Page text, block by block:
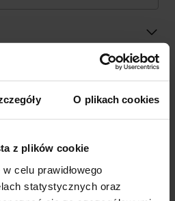
O plikach cookies
z plików cookie
celu prawidłowego
statystycznych oraz